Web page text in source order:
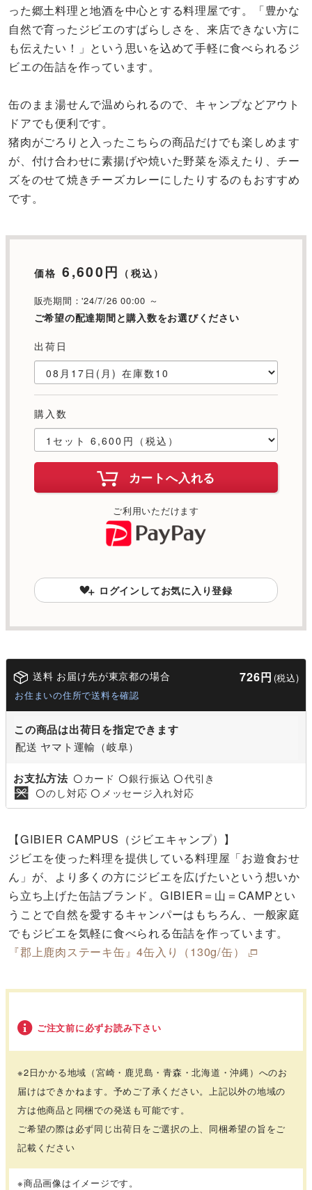
った郷土料理と地酒を中心とする料理屋です。「豊かな
自然で育ったジビエのすばらしさを、来店できない方に
も伝えたい！」という思いを込めて手軽に食べられるジ
ビエの缶詰を作っています。
缶のまま湯せんで温められるので、キャンプなどアウト
ドアでも便利です。
猪肉がごろりと入ったこちらの商品だけでも楽しめます
が、付け合わせに素揚げや焼いた野菜を添えたり、チー
ズをのせて焼きチーズカレーにしたりするのもおすすめ
です。
価格 6,600円 （税込）
販売期間：'24/7/26 00:00 ～
ご希望の配達期間と購入数をお選びください
出荷日
購入数
カートへ入れる
ご利用いただけます
ログインしてお気に入り登録
送料 お届け先が東京都の場合 726円 (税込)
お住まいの住所で送料を確認
この商品は出荷日を指定できます
配送 ヤマト運輸（岐阜）
お支払方法 〇 カード 〇銀行振込 〇代引き
〇のし対応 〇 メッセージ入れ対応
【GIBIER CAMPUS（ジビエキャンプ）】
ジビエを使った料理を提供している料理屋「お遊食おせ
ん」が、より多くの方にジビエを広げたいという想いか
ら立ち上げた缶詰ブランド。GIBIER＝山＝CAMPとい
うことで自然を愛するキャンパーはもちろん、一般家庭
でもジビエを気軽に食べられる缶詰を作っています。
『郡上鹿肉ステーキ缶』4缶入り（130g/缶）
ご注文前に必ずお読み下さい
※2日かかる地域（宮崎・鹿児島・青森・北海道・沖縄）へのお
届けはできかねます。予めご了承ください。上記以外の地域の
方は他商品と同梱での発送も可能です。
ご希望の際は必ず同じ出荷日をご選択の上、同梱希望の旨をご
記載ください
※商品画像はイメージです。